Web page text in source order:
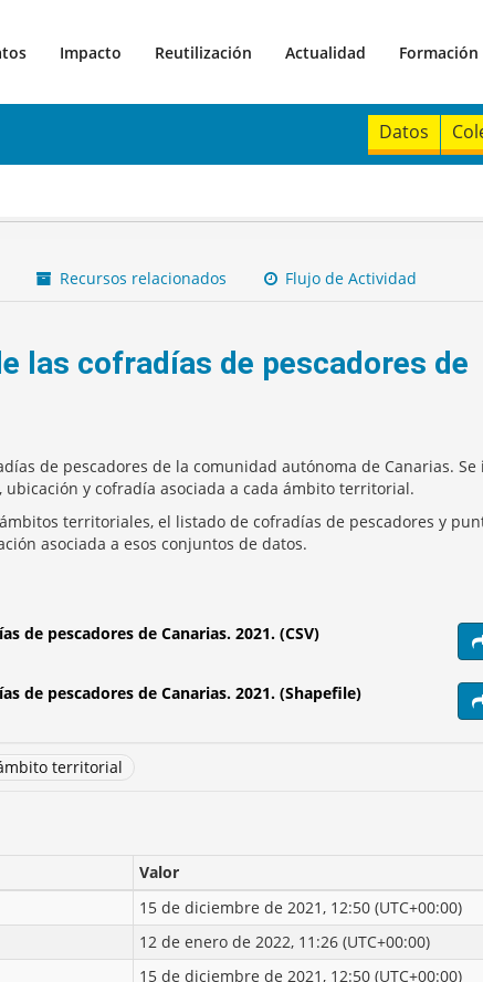
Impacto Reutilización Actualidad Formación
Datos
Recursos relacionados Flujo de Actividad
las cofradías de pescadores de
de pescadores de la comunidad autónoma de Canarias. Se
y cofradía asociada a cada ámbito territorial.
territoriales, el listado de cofradías de pescadores y
asociada a esos conjuntos de datos.
de pescadores de Canarias. 2021. (CSV)
de pescadores de Canarias. 2021. (Shapefile)
territorial
Valor
15 de diciembre de 2021, 12:50 (UTC+00:00)
12 de enero de 2022, 11:26 (UTC+00:00)
15 de diciembre de 2021, 12:50 (UTC+00:00)